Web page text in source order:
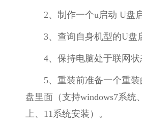
2、制作一个u启动 U盘
3、查询自身机型的U盘
4、保持电脑处于联网
5、重装前准备一个重
盘里面（支持windows7系统
上、11系统安装）。